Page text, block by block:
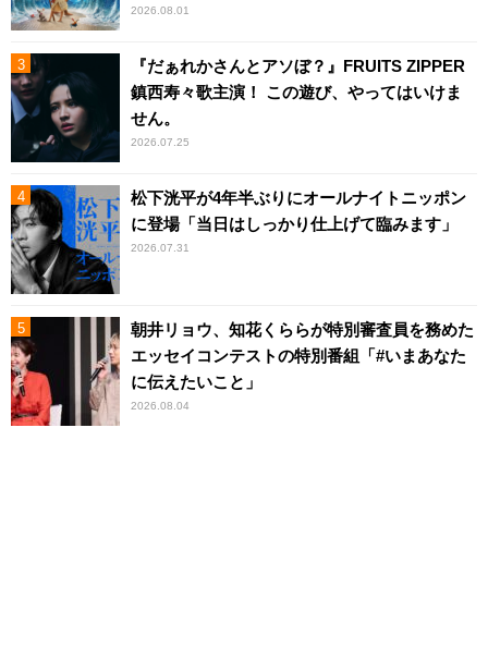
2026.08.01
『だぁれかさんとアソぼ？』FRUITS ZIPPER
鎮西寿々歌主演！ この遊び、やってはいけま
せん。
2026.07.25
松下洸平が4年半ぶりにオールナイトニッポン
に登場「当日はしっかり仕上げて臨みます」
2026.07.31
朝井リョウ、知花くららが特別審査員を務めた
エッセイコンテストの特別番組「#いまあなた
に伝えたいこと」
2026.08.04